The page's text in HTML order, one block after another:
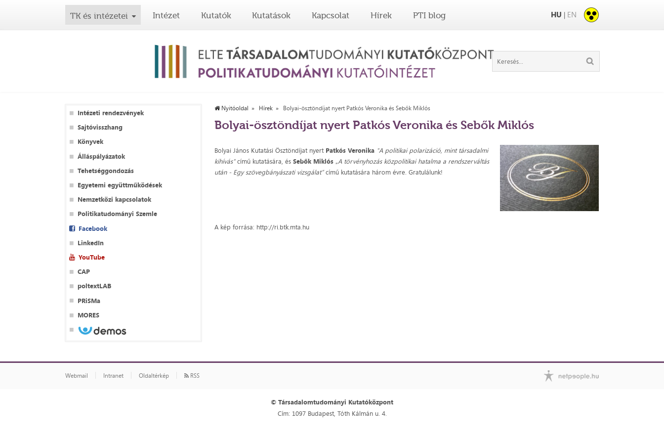
TK és intézetei Intézet Kutatók Kutatások Kapcsolat Hírek PTI blog HU | EN
Intézeti rendezvények
Sajtóvisszhang
Könyvek
Álláspályázatok
Tehetséggondozás
Egyetemi együttműködések
Nemzetközi kapcsolatok
Politikatudományi Szemle
Facebook
LinkedIn
YouTube
CAP
poltextLAB
PRiSMa
MORES
Nyitóoldal Hírek Bolyai-ösztöndíjat nyert Patkós Veronika és Sebők Miklós
Bolyai-ösztöndíjat nyert Patkós Veronika és Sebők Miklós
Bolyai János Kutatási Ösztöndíjat nyert Patkós Veronika "A politikai polarizáció, mint társadalmi
kihívás"című kutatására, ésSebők Miklós „A törvényhozás közpolitikai hatalma a rendszerváltás
után - Egy szövegbányászati vizsgálat”című kutatására három évre. Gratulálunk!
A kép forrása: http://ri.btk.mta.hu
Webmail Intranet Oldaltérkép RSS
© Társadalomtudományi Kutatóközpont
Cím: 1097 Budapest, Tóth Kálmán u. 4.